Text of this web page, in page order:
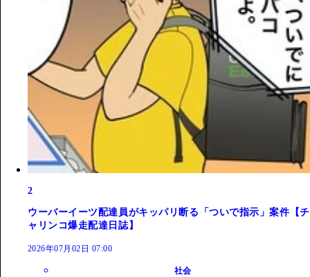
2
ウーバーイーツ配達員がキッパリ断る「ついで指示」案件【チ
ャリンコ爆走配達日誌】
2026年07月02日 07:00
社会